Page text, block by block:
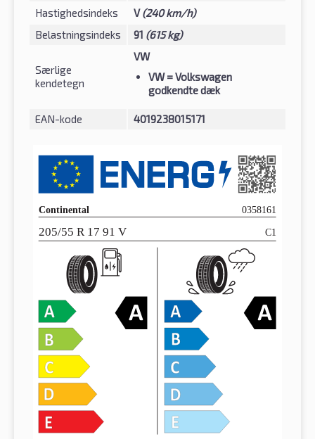
Hastighedsindeks
V(240 km/h)
Belastningsindeks
91 (615 kg)
Særlige
kendetegn
VW
VW= Volkswagen
godkendte dæk
EAN-kode 4019238015171